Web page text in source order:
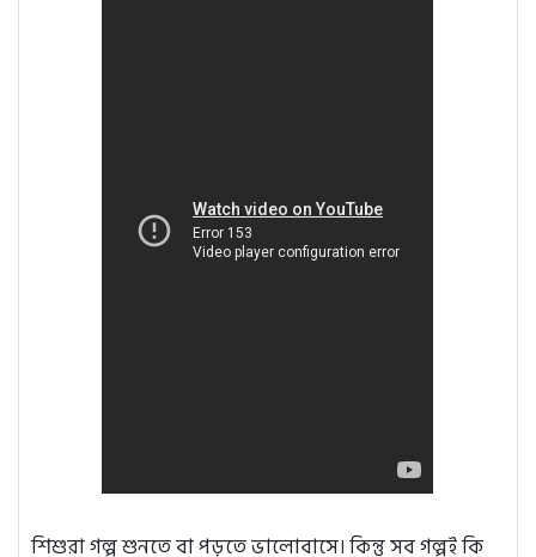
শিশুরা গল্প শুনতে বা পড়তে ভালোবাসে। কিন্তু সব গল্পই কি